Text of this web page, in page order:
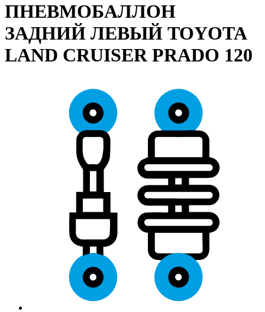
ПНЕВМОБАЛЛОН
ЗАДНИЙ ЛЕВЫЙ TOYOTA
LAND CRUISER PRADO 120